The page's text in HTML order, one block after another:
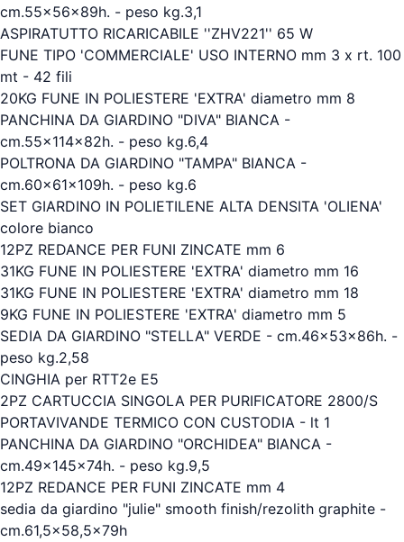
cm.55x56x89h. - peso kg.3,1
ASPIRATUTTO RICARICABILE ''ZHV221'' 65 W
FUNE TIPO 'COMMERCIALE' USO INTERNO mm 3 x rt. 100
mt - 42 fili
20KG FUNE IN POLIESTERE 'EXTRA' diametro mm 8
PANCHINA DA GIARDINO "DIVA" BIANCA -
cm.55x114x82h. - peso kg.6,4
POLTRONA DA GIARDINO "TAMPA" BIANCA -
cm.60x61x109h. - peso kg.6
SET GIARDINO IN POLIETILENE ALTA DENSITA 'OLIENA'
colore bianco
12PZ REDANCE PER FUNI ZINCATE mm 6
31KG FUNE IN POLIESTERE 'EXTRA' diametro mm 16
31KG FUNE IN POLIESTERE 'EXTRA' diametro mm 18
9KG FUNE IN POLIESTERE 'EXTRA' diametro mm 5
SEDIA DA GIARDINO "STELLA" VERDE - cm.46x53x86h. -
peso kg.2,58
CINGHIA per RTT2e E5
2PZ CARTUCCIA SINGOLA PER PURIFICATORE 2800/S
PORTAVIVANDE TERMICO CON CUSTODIA - lt 1
PANCHINA DA GIARDINO "ORCHIDEA" BIANCA -
cm.49x145x74h. - peso kg.9,5
12PZ REDANCE PER FUNI ZINCATE mm 4
sedia da giardino "julie" smooth finish/rezolith graphite -
cm.61,5x58,5x79h